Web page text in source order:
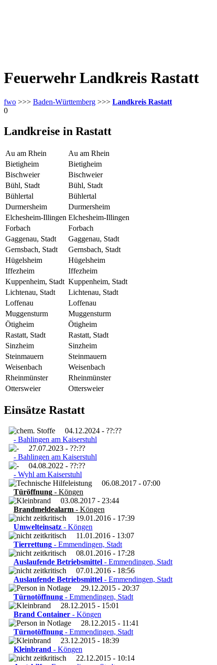
Feuerwehr Landkreis Rastatt
fwo >>> Baden-Württemberg >>> Landkreis Rastatt
0
Landkreise in Rastatt
Au am Rhein
Au am Rhein
Bietigheim
Bietigheim
Bischweier
Bischweier
Bühl, Stadt
Bühl, Stadt
Bühlertal
Bühlertal
Durmersheim
Durmersheim
Elchesheim-Illingen Elchesheim-Illingen
Forbach
Forbach
Gaggenau, Stadt
Gaggenau, Stadt
Gernsbach, Stadt
Gernsbach, Stadt
Hügelsheim
Hügelsheim
Iffezheim
Iffezheim
Kuppenheim, Stadt Kuppenheim, Stadt
Lichtenau, Stadt
Lichtenau, Stadt
Loffenau
Loffenau
Muggensturm
Muggensturm
Ötigheim
Ötigheim
Rastatt, Stadt
Rastatt, Stadt
Sinzheim
Sinzheim
Steinmauern
Steinmauern
Weisenbach
Weisenbach
Rheinmünster
Rheinmünster
Ottersweier
Ottersweier
Einsätze Rastatt
04.12.2024 - ??:??
- Bahlingen am Kaiserstuhl
27.07.2023 - ??:??
- Bahlingen am Kaiserstuhl
04.08.2022 - ??:??
- Wyhl am Kaiserstuhl
06.08.2017 - 07:00
Türöffnung - Köngen
03.08.2017 - 23:44
Brandmeldealarm - Köngen
19.01.2016 - 17:39
Umwelteinsatz - Köngen
11.01.2016 - 13:07
Tierrettung - Emmendingen, Stadt
08.01.2016 - 17:28
Auslaufende Betriebsmittel - Emmendingen, Stadt
07.01.2016 - 18:56
Auslaufende Betriebsmittel - Emmendingen, Stadt
29.12.2015 - 20:37
Türnotöffnung - Emmendingen, Stadt
28.12.2015 - 15:01
Brand Container - Köngen
28.12.2015 - 11:41
Türnotöffnung - Emmendingen, Stadt
23.12.2015 - 18:39
Kleinbrand - Köngen
22.12.2015 - 10:14